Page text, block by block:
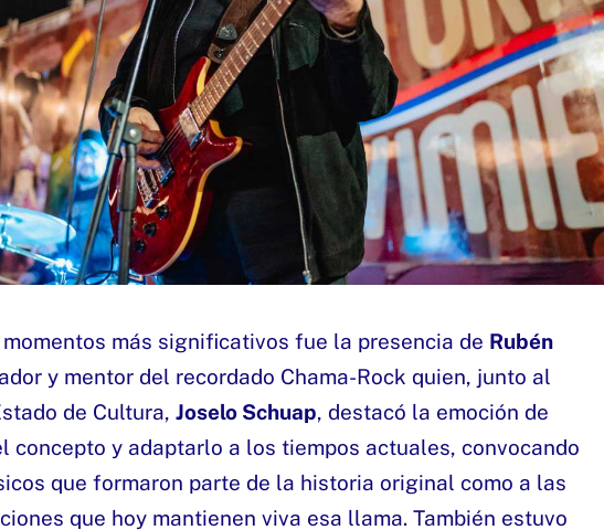
más significativos fue la presencia de Rubén
y mentor del recordado Chama-Rock quien, junto al
de Cultura, Joselo Schuap, destacó la emoción de
concepto y adaptarlo a los tiempos actuales, convocando
que formaron parte de la historia original como a las
que hoy mantienen viva esa llama. También estuvo